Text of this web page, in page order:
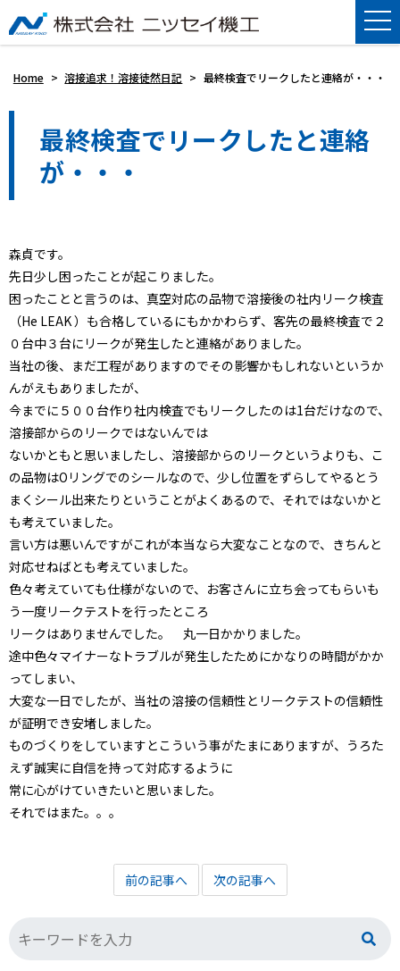
Home > 溶接追求！溶接徒然日記 > 最終検査でリークしたと連絡が・・・
最終検査でリークしたと連絡
が・・・
森貞です。
先日少し困ったことが起こりました。
困ったことと言うのは、真空対応の品物で溶接後の社内リーク検査
（He LEAK ）も合格しているにもかかわらず、客先の最終検査で２
０台中３台にリークが発生したと連絡がありました。
当社の後、まだ工程がありますのでその影響かもしれないというか
んがえもありましたが、
今までに５００台作り社内検査でもリークしたのは1台だけなので、
溶接部からのリークではないんでは
ないかともと思いましたし、溶接部からのリークというよりも、こ
の品物はOリングでのシールなので、少し位置をずらしてやるとう
まくシール出来たりということがよくあるので、それではないかと
も考えていました。
言い方は悪いんですがこれが本当なら大変なことなので、きちんと
対応せねばとも考えていました。
色々考えていても仕様がないので、お客さんに立ち会ってもらいも
う一度リークテストを行ったところ
リークはありませんでした。 丸一日かかりました。
途中色々マイナーなトラブルが発生したためにかなりの時間がかか
ってしまい、
大変な一日でしたが、当社の溶接の信頼性とリークテストの信頼性
が証明でき安堵しました。
ものづくりをしていますとこういう事がたまにありますが、うろた
えず誠実に自信を持って対応するように
常に心がけていきたいと思いました。
それではまた。。。
前の記事へ 次の記事へ